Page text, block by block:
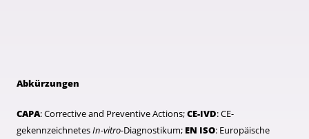
Abkürzungen
CAPA: Corrective and Preventive Actions;CE-IVD: CE-
gekennzeichnetesIn-vitro-Diagnostikum; EN ISO: Europäische